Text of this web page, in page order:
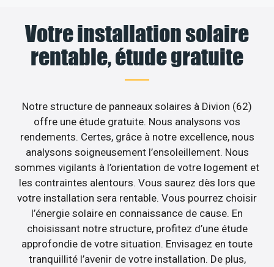
Votre installation solaire
rentable, étude gratuite
Notre structure de panneaux solaires à Divion (62)
offre une étude gratuite. Nous analysons vos
rendements. Certes, grâce à notre excellence, nous
analysons soigneusement l’ensoleillement. Nous
sommes vigilants à l’orientation de votre logement et
les contraintes alentours. Vous saurez dès lors que
votre installation sera rentable. Vous pourrez choisir
l’énergie solaire en connaissance de cause. En
choisissant notre structure, profitez d’une étude
approfondie de votre situation. Envisagez en toute
tranquillité l’avenir de votre installation. De plus,